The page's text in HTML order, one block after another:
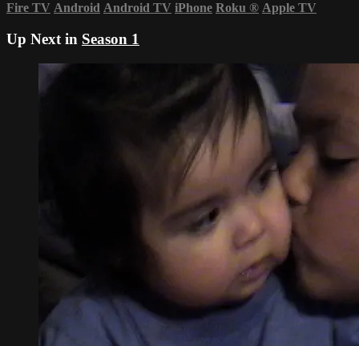
Fire TV Android Android TV iPhone Roku ® Apple TV
Up Next in Season 1